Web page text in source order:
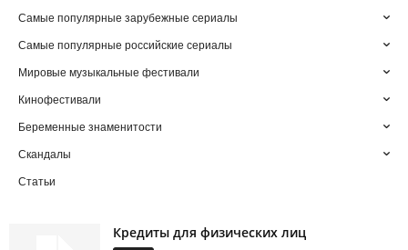
Самые популярные зарубежные сериалы
Самые популярные российские сериалы
Мировые музыкальные фестивали
Кинофестивали
Беременные знаменитости
Скандалы
Статьи
Кредиты для физических лиц